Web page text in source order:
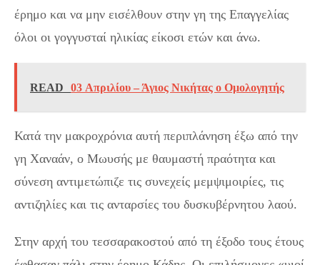
έρημο και να μην εισέλθουν στην γη της Επαγγελίας
όλοι οι γογγυσταί ηλικίας είκοσι ετών και άνω.
READ 03 Απριλίου – Άγιος Νικήτας ο Ομολογητής
Κατά την μακροχρόνια αυτή περιπλάνηση έξω από την
γη Χαναάν, ο Μωυσής με θαυμαστή πραότητα και
σύνεση αντιμετώπιζε τις συνεχείς μεμψιμοιρίες, τις
αντιζηλίες και τις ανταρσίες του δυσκυβέρνητου λαού.
Στην αρχή του τεσσαρακοστού από τη έξοδο τους έτους